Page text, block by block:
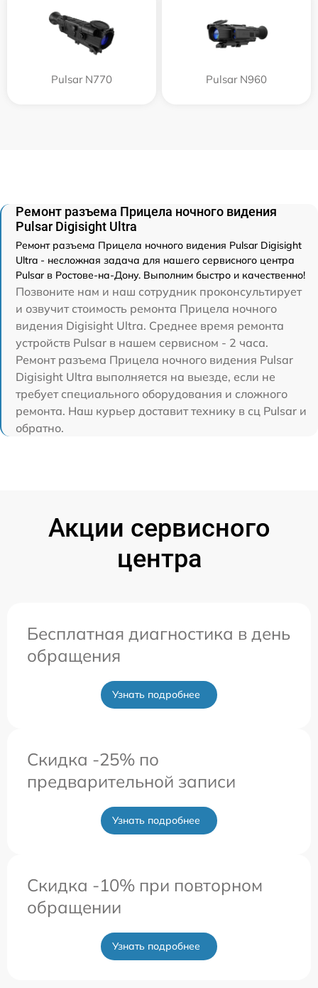
Pulsar N770 Pulsar N960
Ремонт разъема Прицела ночного видения
Pulsar Digisight Ultra
Ремонт разъема Прицела ночного видения Pulsar Digisight
Ultra - несложная задача для нашего сервисного центра
Pulsar в Ростове-на-Дону. Выполним быстро и качественно!
Позвоните нам и наш сотрудник проконсультирует
и озвучит стоимость ремонта Прицела ночного
видения Digisight Ultra. Среднее время ремонта
устройств Pulsar в нашем сервисном - 2 часа.
Ремонт разъема Прицела ночного видения Pulsar
Digisight Ultra выполняется на выезде, если не
требует специального оборудования и сложного
ремонта. Наш курьер доставит технику в сц Pulsar и
обратно.
Акции сервисного
центра
Бесплатная диагностика в день
обращения
Узнать подробнее
Скидка -25% по
предварительной записи
Узнать подробнее
Скидка -10% при повторном
обращении
Узнать подробнее